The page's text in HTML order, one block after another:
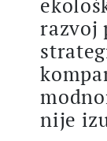
razvoj
nije